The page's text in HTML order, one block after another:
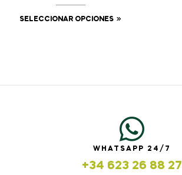
SELECCIONAR OPCIONES
WHATSAPP 24/7
+34 623 26 88 27